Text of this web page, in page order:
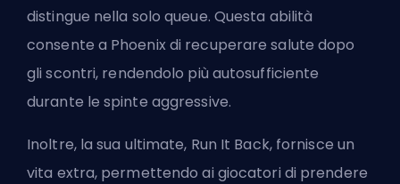
distingue nella solo queue. Questa abilità
consente a Phoenix di recuperare salute dopo
gli scontri, rendendolo più autosufficiente
durante le spinte aggressive.
Inoltre, la sua ultimate, Run It Back, fornisce un
vita extra, permettendo ai giocatori di prendere